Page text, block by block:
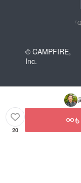
© CAMPFIRE,
Inc.
20